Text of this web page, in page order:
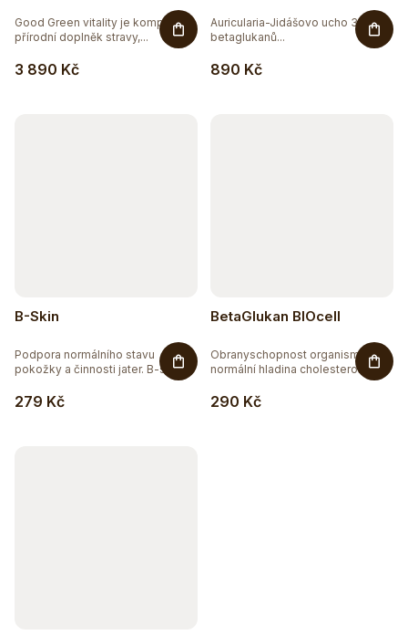
3 890 Kč
Good Green vitality je komplexní
přírodní doplněk stravy,...
890 Kč
Auricularia-Jidášovo ucho 30%
betaglukanů...
B-Skin
279 Kč
Podpora normálního stavu
pokožky a činnosti jater. B-skin...
BetaGlukan BIOcell
290 Kč
Obranyschopnost organismu,
normální hladina cholesterolu v...